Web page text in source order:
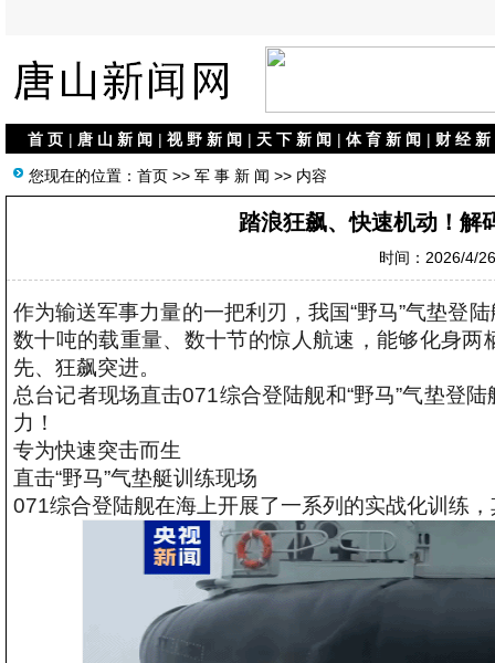
首 页 | 唐 山 新 闻 | 视 野 新 闻 | 天 下 新 闻 | 体 育 新 闻 | 财 经 新
您现在的位置： 首页 >> 军 事 新 闻 >> 内容
踏浪狂飙、快速机动！解
时间：2026/4/
作为输送军事力量的一把利刃，我国“野马”气垫登
数十吨的载重量、数十节的惊人航速，能够化身两
先、狂飙突进。
总台记者现场直击071综合登陆舰和“野马”气垫登
力！
专为快速突击而生
直击“野马”气垫艇训练现场
071综合登陆舰在海上开展了一系列的实战化训练